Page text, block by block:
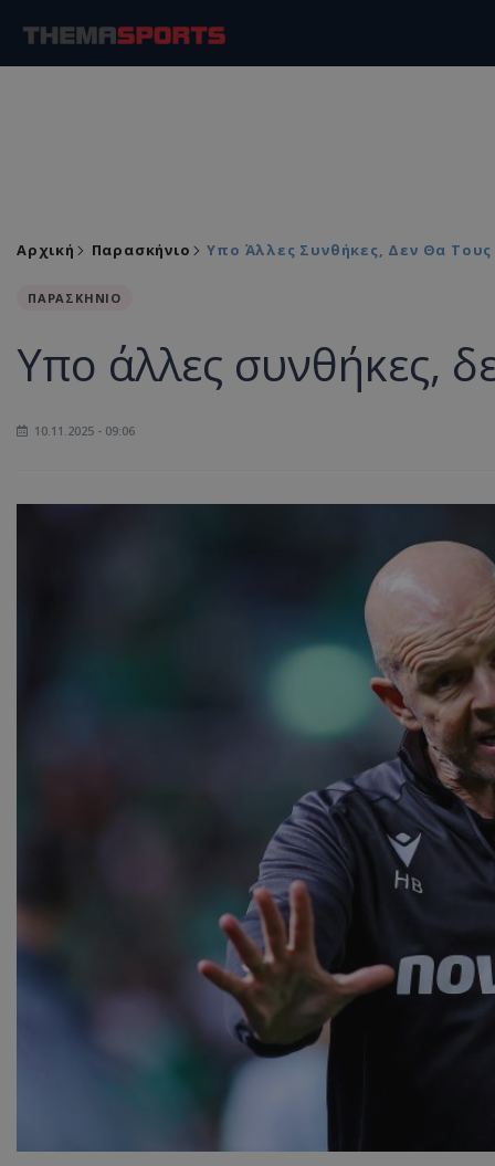
Αρχική Παρασκήνιο Υπο Άλλες Συνθήκες, Δεν Θα
ΠΑΡΑΣΚΗΝΙΟ
Υπο άλλες συνθήκες,
10.11.2025 - 09:06